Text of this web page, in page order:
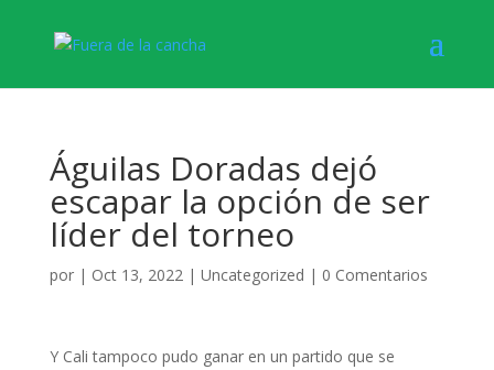
Águilas Doradas dejó
escapar la opción de ser
líder del torneo
por | Oct 13, 2022| Uncategorized | 0 Comentarios
Y Cali tampoco pudo ganar en un partido que se